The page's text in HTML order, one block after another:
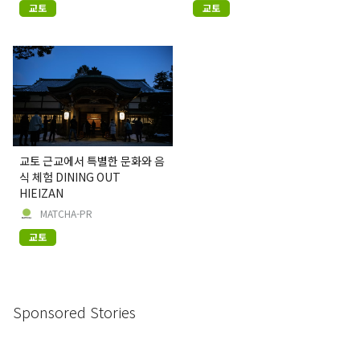
교토
교토
교토 근교에서 특별한 문화와 음
식 체험 DINING OUT
HIEIZAN
MATCHA-PR
교토
Sponsored Stories